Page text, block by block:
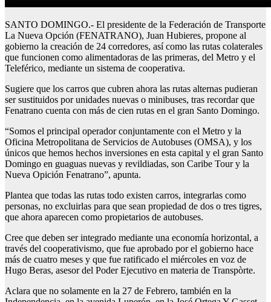
SANTO DOMINGO.- El presidente de la Federación de Transporte
La Nueva Opción (FENATRANO), Juan Hubieres, propone al
gobierno la creación de 24 corredores, así como las rutas colaterales
que funcionen como alimentadoras de las primeras, del Metro y el
Teleférico, mediante un sistema de cooperativa.
Sugiere que los carros que cubren ahora las rutas alternas pudieran
ser sustituidos por unidades nuevas o minibuses, tras recordar que
Fenatrano cuenta con más de cien rutas en el gran Santo Domingo.
“Somos el principal operador conjuntamente con el Metro y la
Oficina Metropolitana de Servicios de Autobuses (OMSA), y los
únicos que hemos hechos inversiones en esta capital y el gran Santo
Domingo en guaguas nuevas y revildiadas, son Caribe Tour y la
Nueva Opición Fenatrano”, apunta.
Plantea que todas las rutas todo existen carros, integrarlas como
personas, no excluirlas para que sean propiedad de dos o tres tigres,
que ahora aparecen como propietarios de autobuses.
Cree que deben ser integrado mediante una economía horizontal, a
través del cooperativismo, que fue aprobado por el gobierno hace
más de cuatro meses y que fue ratificado el miércoles en voz de
Hugo Beras, asesor del Poder Ejecutivo en materia de Transpòrte.
Aclara que no solamente en la 27 de Febrero, también en la